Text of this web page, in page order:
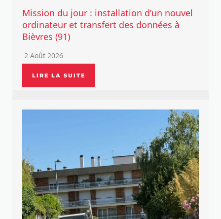
Mission du jour : installation d’un nouvel
ordinateur et transfert des données à
Bièvres (91)
2 Août 2026
LIRE LA SUITE